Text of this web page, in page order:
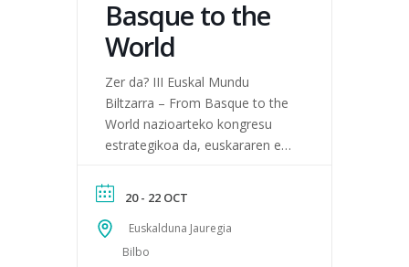
Basque to the
World
Zer da? III Euskal Mundu
Biltzarra – From Basque to the
World nazioarteko kongresu
estrategikoa da, euskararen eta
ikuspegi akademiko, sozial eta
instituzionaletik aztertzeko.
Helburuak Biltzarraren xedea da
euskararen erabilerari eta
20 - 22 OCT
Euskalduna Jauregia
Bilbo